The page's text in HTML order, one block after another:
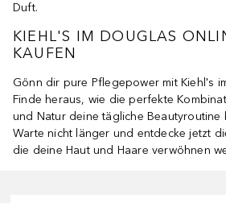
Duft.
KIEHL'S IM DOUGLAS
KAUFEN
Gönn dir pure Pflegepower mit Kiehl's
Finde heraus, wie die perfekte
und Natur deine tägliche Beautyroutine
Warte nicht länger und entdecke jetzt
die deine Haut und Haare verwöhnen